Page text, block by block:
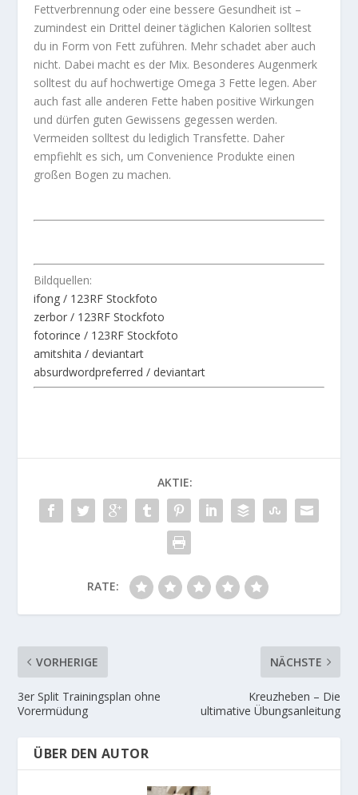
Fettverbrennung oder eine bessere Gesundheit ist –
zumindest ein Drittel deiner täglichen Kalorien solltest
du in Form von Fett zuführen. Mehr schadet aber auch
nicht. Dabei macht es der Mix. Besonderes Augenmerk
solltest du auf hochwertige Omega 3 Fette legen. Aber
auch fast alle anderen Fette haben positive Wirkungen
und dürfen guten Gewissens gegessen werden.
Vermeiden solltest du lediglich Transfette. Daher
empfiehlt es sich, um Convenience Produkte einen
großen Bogen zu machen.
Bildquellen:
ifong / 123RF Stockfoto
zerbor / 123RF Stockfoto
fotorince / 123RF Stockfoto
amitshita / deviantart
absurdwordpreferred / deviantart
AKTIE:
RATE:
VORHERIGE
3er Split Trainingsplan ohne
Vorermüdung
NÄCHSTE
Kreuzheben – Die
ultimative Übungsanleitung
ÜBER DEN AUTOR